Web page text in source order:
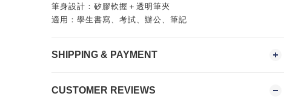
筆身設計：矽膠軟握＋透明筆夾
適用：學生書寫、考試、辦公、筆記
SHIPPING & PAYMENT
CUSTOMER REVIEWS